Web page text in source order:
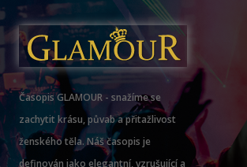
Časopis GLAMOUR - snažíme se
zachytit krásu, půvab a přitažlivost
ženského těla. Náš časopis je
definován jako elegantní, vzrušující a